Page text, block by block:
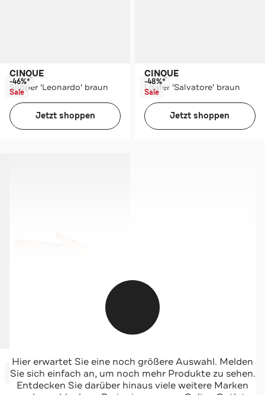
CINQUE
Slipper 'Leonardo' braun
-46%*
Sale
Jetzt shoppen
CINQUE
Loafer 'Salvatore' braun
-48%*
Sale
Jetzt shoppen
CINQUE
Loafer 'Salvatore' braun
-46%*
Sale
Hier erwartet Sie eine noch größere Auswahl. Melden
Sie sich einfach an, um noch mehr Produkte zu sehen.
Entdecken Sie darüber hinaus viele weitere Marken